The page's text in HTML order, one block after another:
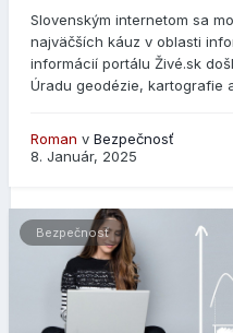
Slovenským internetom sa
najväčších káuz v oblasti
informácií portálu Živé.sk
Úradu geodézie, kartografie
Roman v Bezpečnosť
8. Január, 2025
Bezpečnosť